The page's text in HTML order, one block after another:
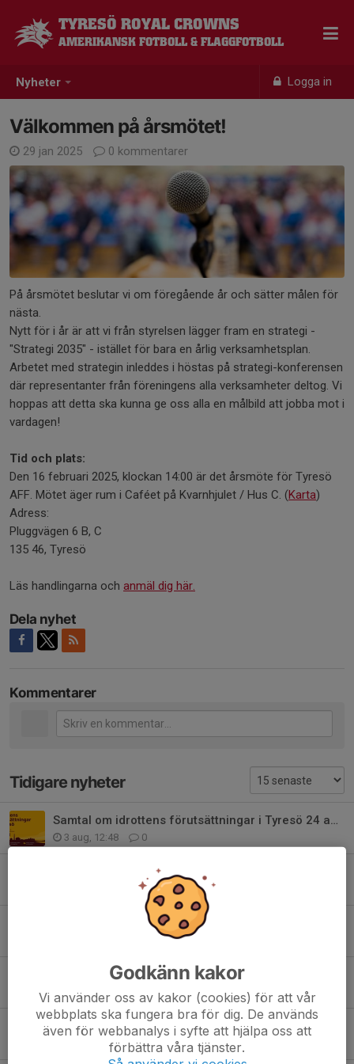
Nyheter Logga in
TYRESÖ ROYAL CROWNS
AMERIKANSK FOTBOLL & FLAGGFOTBOLL
Välkommen på årsmötet!
29 jan 2025 0 kommentarer
På årsmötet beslutar vi om föregående år och sätter målen för
nästa.
Nytt för i år är att vi från styrelsen lägger fram en strategi -
"Strategi 2035" - istället för bara en årlig verksamhetsplan.
Arbetet med strategin inleddes i höstas på strategi-konferensen
där representanter från föreningens alla verksamheter deltog. Vi
hoppas att detta ska kunna ge oss alla en målbild att jobba mot i
vardagen!
Tid och plats:
Den 16 februari 2025, klockan 14:00 är det årsmöte för Tyresö
AFF. Mötet äger rum i Caféet på Kvarnhjulet / Hus C. (Karta)
Adress:
Pluggvägen 6 B, C
135 46, Tyresö
Läs handlingarna och anmäl dig här.
Dela nyhet
Kommentarer
Tidigare nyheter
Samtal om idrottens förutsättningar i Tyresö 24 augusti
3 aug, 12:48 0
Sommarhälsningar från ordförande!
0
Ett minne för livet - fira med en t-shirt!
Tyresö Royal Crowns svenska mästare 2026
7 jul, 12:12
30 jun, 08:04 0
Godkänn kakor
Vi använder oss av kakor (cookies) för att vår
webbplats ska fungera bra för dig. De används
även för webbanalys i syfte att hjälpa oss att
förbättra våra tjänster.